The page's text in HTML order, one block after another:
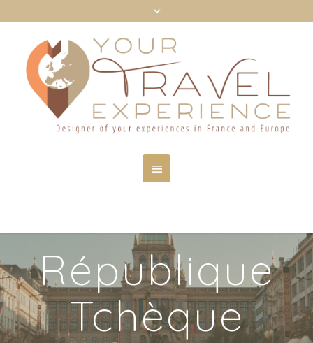
République
Tchèque